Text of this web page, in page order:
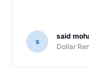
s
said
Dollar